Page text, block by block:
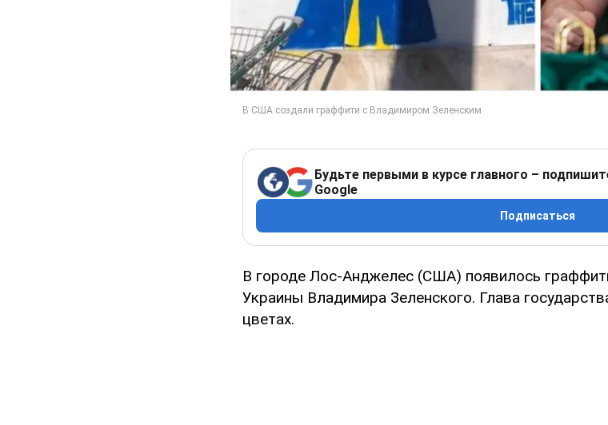
Будьте первыми в курсе главного –
Google
Подписаться
В городе Лос-Анджелес (США) появилось
Украины Владимира Зеленского. Глава
цветах.